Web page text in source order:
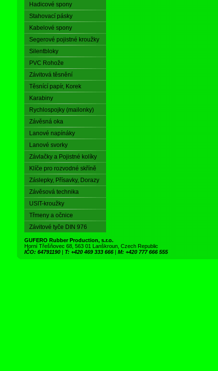
Hadicové spony
Stahovací pásky
Kabelové spony
Segerové pojistné kroužky
Silentbloky
PVC Rohože
Závitová těsnění
Těsnící papír, Korek
Karabiny
Rychlospojky (mailonky)
Závěsná oka
Lanové napínáky
Lanové svorky
Závlačky a Pojistné kolíky
Klíče pro rozvodné skříně
Záslepky, Přísavky, Dorazy
Závěsová technika
USIT-kroužky
Třmeny a očnice
Závitové tyče DIN 976
GUFERO Rubber Production, s.r.o.
Horní Třešňovec 68, 563 01 Lanškroun, Czech Republic
IČO: 64791190 | T: +420 469 333 666 | M: +420 777 666 555